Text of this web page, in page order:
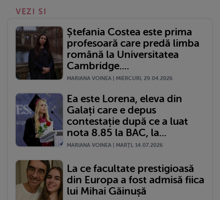
VEZI SI
Ștefania Costea este prima
profesoară care predă limba
română la Universitatea
Cambridge....
MARIANA VOINEA | MIERCURI, 29.04.2026
Ea este Lorena, eleva din
Galați care e depus
contestație după ce a luat
nota 8.85 la BAC, la...
MARIANA VOINEA | MARŢI, 14.07.2026
La ce facultate prestigioasă
din Europa a fost admisă fiica
lui Mihai Găinușă